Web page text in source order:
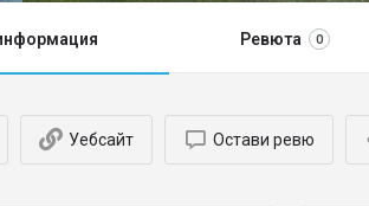
Ревюта 0
Уебсайт Остави ревю